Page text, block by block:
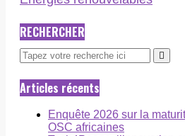
RECHERCHER
Articles récents
Enquête 2026 sur la
OSC africaines